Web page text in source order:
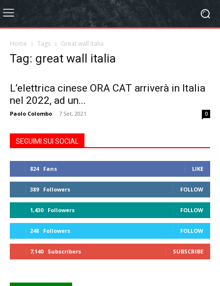
Home Tags Great wall italia
Tag: great wall italia
L’elettrica cinese ORA CAT arriverà in Italia
nel 2022, ad un...
Paolo Colombo - 7 Set, 2021 0
SEGUIMI SUI SOCIAL
824 Fans LIKE
389 Followers FOLLOW
1,430 Followers FOLLOW
248 Followers FOLLOW
7,140 Subscribers SUBSCRIBE